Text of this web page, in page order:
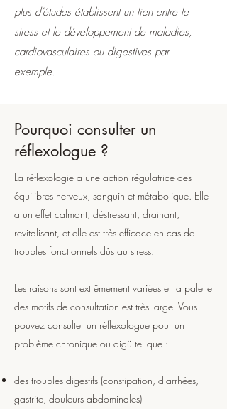
plus d’études établissent un lien entre le
stress et le développement de maladies,
cardiovasculaires ou digestives par
exemple.
Pourquoi consulter un
réflexologue ?
La réflexologie a une action régulatrice des
équilibres nerveux, sanguin et métabolique. Elle
a un effet calmant, déstressant, drainant,
revitalisant, et elle est très efficace en cas de
troubles fonctionnels dûs au stress.
Les raisons sont extrêmement variées et la palette
des motifs de consultation est très large. Vous
pouvez consulter un réflexologue pour un
problème chronique ou aigü tel que :
des troubles digestifs (constipation, diarrhées,
gastrite, douleurs abdominales)